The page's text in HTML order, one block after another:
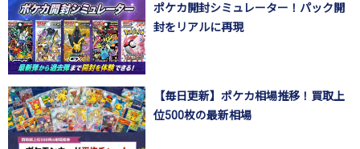
ポケカ開封シミュレーター！パック開
封をリアルに再現
【毎日更新】ポケカ相場推移！買取上
位500枚の最新相場